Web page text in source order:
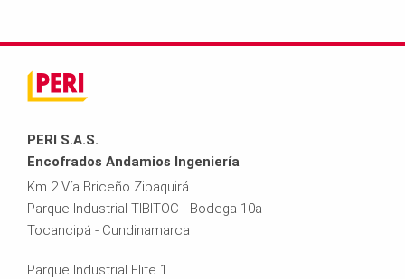
PERI S.A.S.
Encofrados Andamios Ingeniería
Km 2 Vía Briceño Zipaquirá
Parque Industrial TIBITOC - Bodega 10a
Tocancipá - Cundinamarca
Parque Industrial Elite 1